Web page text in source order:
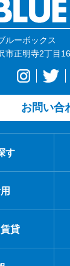
ルーボックス
市正明寺2丁目
お問い合
す
貸